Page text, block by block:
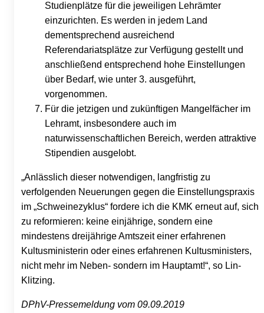
Studienplätze für die jeweiligen Lehrämter
einzurichten. Es werden in jedem Land
dementsprechend ausreichend
Referendariatsplätze zur Verfügung gestellt und
anschließend entsprechend hohe Einstellungen
über Bedarf, wie unter 3. ausgeführt,
vorgenommen.
Für die jetzigen und zukünftigen Mangelfächer im
Lehramt, insbesondere auch im
naturwissenschaftlichen Bereich, werden attraktive
Stipendien ausgelobt.
„Anlässlich dieser notwendigen, langfristig zu
verfolgenden Neuerungen gegen die Einstellungspraxis
im „Schweinezyklus“ fordere ich die KMK erneut auf, sich
zu reformieren: keine einjährige, sondern eine
mindestens dreijährige Amtszeit einer erfahrenen
Kultusministerin oder eines erfahrenen Kultusministers,
nicht mehr im Neben- sondern im Hauptamt!“, so Lin-
Klitzing.
DPhV-Pressemeldung vom 09.09.2019